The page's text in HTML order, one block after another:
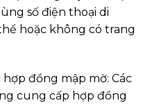
số điện thoại di
hoặc không có trang
đồng mập mờ: Các
cung cấp hợp đồng